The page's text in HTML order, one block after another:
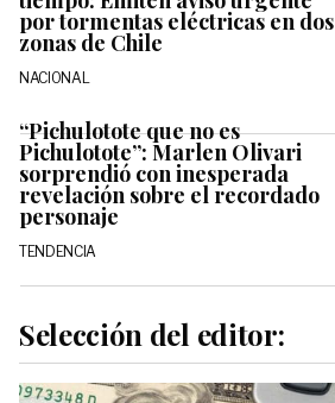
por tormentas eléctricas en dos
zonas de Chile
NACIONAL
“Pichulotote que no es
Pichulotote”: Marlen Olivari
sorprendió con inesperada
revelación sobre el recordado
personaje
TENDENCIA
Selección del editor: